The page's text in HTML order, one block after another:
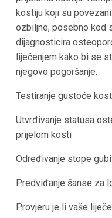
kostiju koji su
ozbiljne, posebno kod
dijagnosticira
liječenjem kako bi se
njegovo pogoršanje.
Testiranje gustoće
Utvrđivanje statusa
prijelom kosti
Određivanje stope
Predviđanje šanse za
Provjeru je li vaše